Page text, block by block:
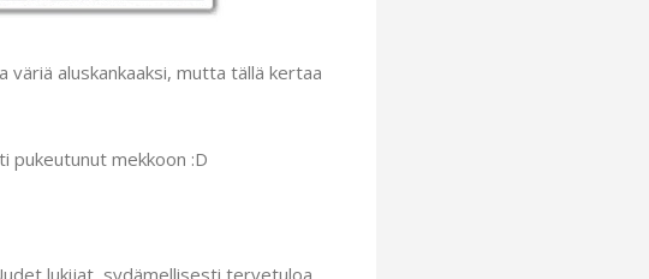
aluskankaaksi, mutta tällä kertaa
pukeutunut mekkoon :D